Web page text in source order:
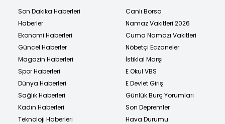
Son Dakika Haberleri
Haberler
Ekonomi Haberleri
Güncel Haberler
Magazin Haberleri
Spor Haberleri
Dünya Haberleri
Sağlık Haberleri
Kadın Haberleri
Teknoloji Haberleri
Canlı Borsa
Namaz Vakitleri 2026
Cuma Namazı Vakitleri
Nöbetçi Eczaneler
İstiklal Marşı
E Okul VBS
E Devlet Giriş
Günlük Burç Yorumları
Son Depremler
Hava Durumu